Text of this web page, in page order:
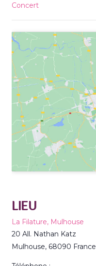
Concert
LIEU
La Filature, Mulhouse
20 All. Nathan Katz
Mulhouse, 68090 France